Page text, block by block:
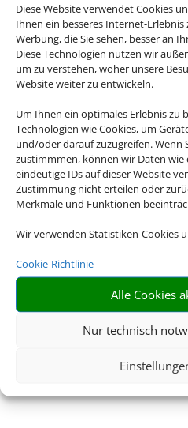
Diese Website verwendet Cookies
Ihnen ein besseres Internet-
Werbung, die Sie sehen, besser an
Diese Technologien nutzen wir
um zu verstehen, woher unsere
Website weiter zu entwickeln.
Um Ihnen ein optimales Erlebnis zu
Technologien wie Cookies, um
und/oder darauf zuzugreifen. Wenn
zustimmmen, können wir Daten wie
eindeutige IDs auf dieser Website
Zustimmung nicht erteilen oder
Merkmale und Funktionen
Wir verwenden Statistiken-Cookies
Cookie-Richtlinie
Alle Cookies
Nur technisch